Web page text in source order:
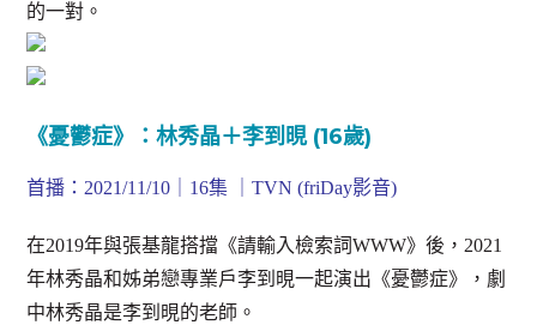
的一對。
《憂鬱症》：林秀晶＋李到晛 (16歲)
首播：2021/11/10｜16集 ｜TVN (friDay影音)
在2019年與張基龍搭擋《請輸入檢索詞WWW》後，2021
年林秀晶和姊弟戀專業戶李到晛一起演出《憂鬱症》，劇
中林秀晶是李到晛的老師。